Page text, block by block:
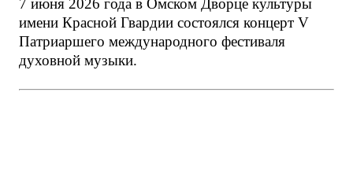
7 июня 2026 года в Омском Дворце культуры
имени Красной Гвардии состоялся концерт V
Патриаршего международного фестиваля
духовной музыки.